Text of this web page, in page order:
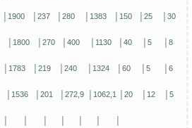
│1900 │237 │280 │1383 │150 │25
│30
│1800 │270 │400 │1130 │40 │5
│8
│1783 │219 │240 │1324 │60 │5
│6
│1536 │201 │272,9 │1062,1 │20 │12
│5